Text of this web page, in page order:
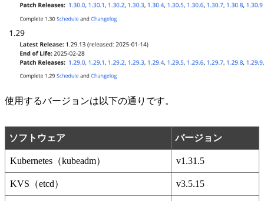
使用するバージョンは以下の通りです。
ソフトウェア バージョン
Kubernetes（kubeadm） v1.31.5
KVS（etcd） v3.5.15